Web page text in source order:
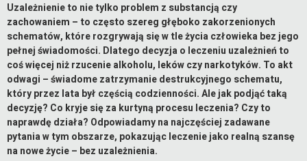
Uzależnienie to nie tylko problem z substancją czy
zachowaniem – to często szereg głęboko zakorzenionych
schematów, które rozgrywają się w tle życia człowieka bez jego
pełnej świadomości. Dlatego decyzja o leczeniu uzależnień to
coś więcej niż rzucenie alkoholu, leków czy narkotyków. To akt
odwagi – świadome zatrzymanie destrukcyjnego schematu,
który przez lata był częścią codzienności. Ale jak podjąć taką
decyzję? Co kryje się za kurtyną procesu leczenia? Czy to
naprawdę działa? Odpowiadamy na najczęściej zadawane
pytania w tym obszarze, pokazując leczenie jako realną szansę
na nowe życie – bez uzależnienia.